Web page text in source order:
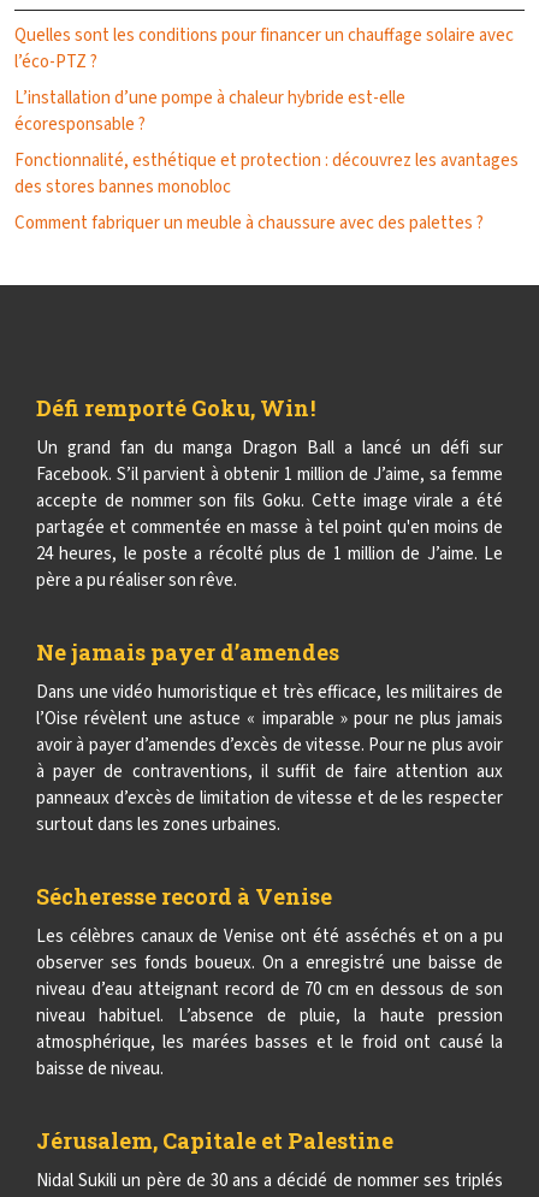
Quelles sont les conditions pour financer un chauffage solaire avec
l’éco-PTZ ?
L’installation d’une pompe à chaleur hybride est-elle
écoresponsable ?
Fonctionnalité, esthétique et protection : découvrez les avantages
des stores bannes monobloc
Comment fabriquer un meuble à chaussure avec des palettes ?
Défi remporté Goku, Win !
Un grand fan du manga Dragon Ball a lancé un défi sur
Facebook. S’il parvient à obtenir 1 million de J’aime, sa femme
accepte de nommer son fils Goku. Cette image virale a été
partagée et commentée en masse à tel point qu'en moins de
24 heures, le poste a récolté plus de 1 million de J’aime. Le
père a pu réaliser son rêve.
Ne jamais payer d’amendes
Dans une vidéo humoristique et très efficace, les militaires de
l’Oise révèlent une astuce « imparable » pour ne plus jamais
avoir à payer d’amendes d’excès de vitesse. Pour ne plus avoir
à payer de contraventions, il suffit de faire attention aux
panneaux d’excès de limitation de vitesse et de les respecter
surtout dans les zones urbaines.
Sécheresse record à Venise
Les célèbres canaux de Venise ont été asséchés et on a pu
observer ses fonds boueux. On a enregistré une baisse de
niveau d’eau atteignant record de 70 cm en dessous de son
niveau habituel. L’absence de pluie, la haute pression
atmosphérique, les marées basses et le froid ont causé la
baisse de niveau.
Jérusalem, Capitale et Palestine
Nidal Sukili un père de 30 ans a décidé de nommer ses triplés